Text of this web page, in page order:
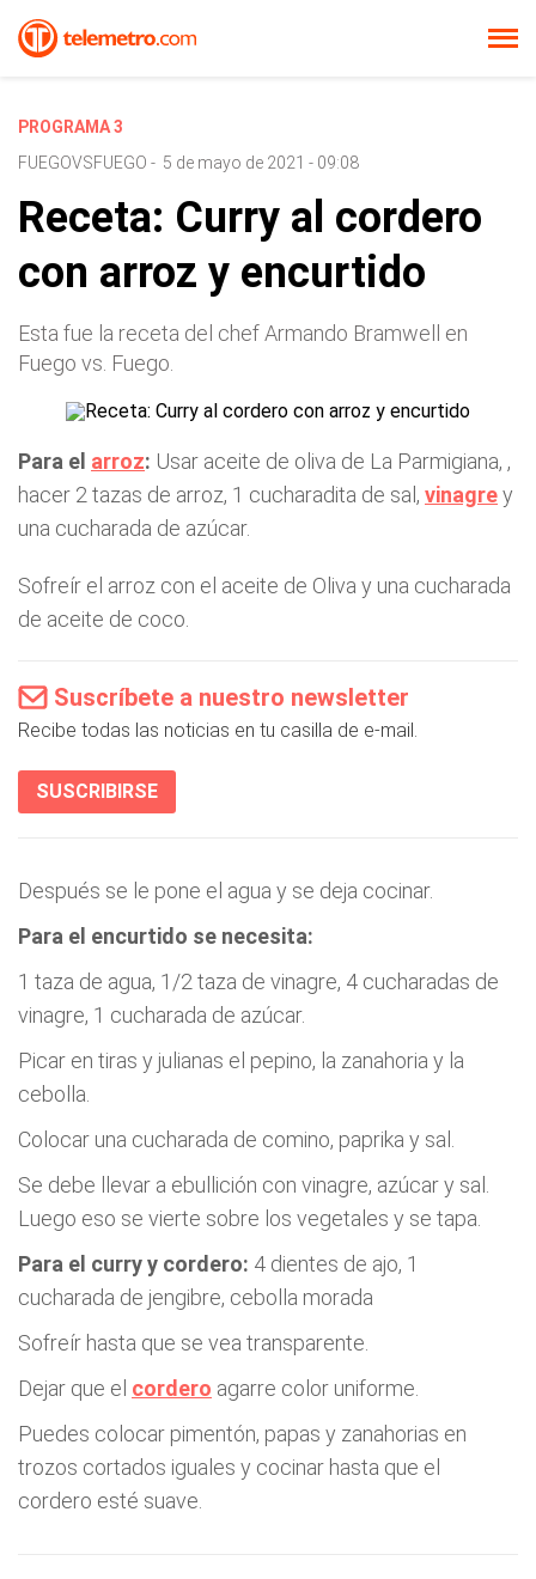
PROGRAMA 3
FUEGOVSFUEGO - 5 de mayo de 2021 - 09:08
Receta: Curry al cordero
con arroz y encurtido
Esta fue la receta del chef Armando Bramwell en
Fuego vs. Fuego.
Para el arroz: Usar aceite de oliva de La Parmigiana, ,
hacer 2 tazas de arroz, 1 cucharadita de sal, vinagrey
una cucharada de azúcar.
Sofreír el arroz con el aceite de Oliva y una cucharada
de aceite de coco.
Suscríbete a nuestro newsletter
Recibe todas las noticias en tu casilla de e-mail.
SUSCRIBIRSE
Después se le pone el agua y se deja cocinar.
Para el encurtido se necesita:
1 taza de agua, 1/2 taza de vinagre, 4 cucharadas de
vinagre, 1 cucharada de azúcar.
Picar en tiras y julianas el pepino, la zanahoria y la
cebolla.
Colocar una cucharada de comino, paprika y sal.
Se debe llevar a ebullición con vinagre, azúcar y sal.
Luego eso se vierte sobre los vegetales y se tapa.
Para el curry y cordero: 4 dientes de ajo, 1
cucharada de jengibre, cebolla morada
Sofreír hasta que se vea transparente.
Dejar que el cordero agarre color uniforme.
Puedes colocar pimentón, papas y zanahorias en
trozos cortados iguales y cocinar hasta que el
cordero esté suave.